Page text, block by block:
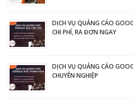
DỊCH VỤ QUẢNG CÁO
CHI PHÍ, RA ĐƠN NGAY
DỊCH VỤ QUẢNG CÁO
CHUYÊN NGHIỆP